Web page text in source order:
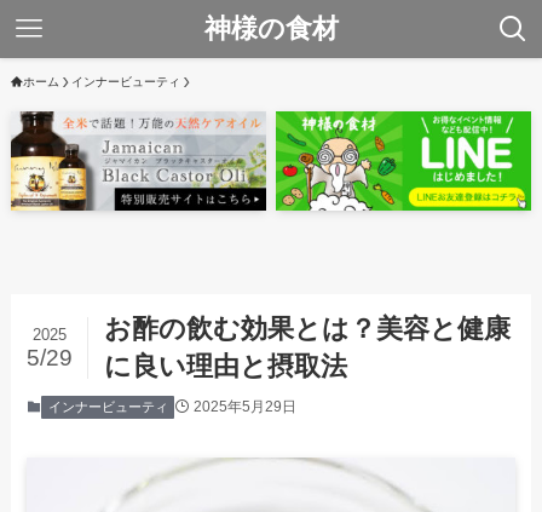
神様の食材
ホーム インナービューティ
お酢の飲む効果とは？美容と健康
に良い理由と摂取法
2025
5/29
インナービューティ 2025年5月29日